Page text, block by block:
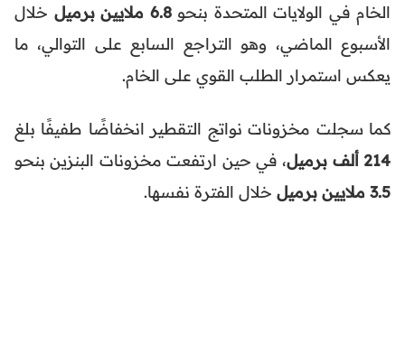
الخام في الولايات المتحدة بنحو6.8 ملايين برميل
خلال
الأسبوع الماضي، وهو التراجع السابع على التوالي، ما
يعكس استمرار الطلب القوي على الخام.
كما سجلت مخزونات نواتج التقطير انخفاضًا طفيفًا بلغ
214 ألف برميل
، في حين ارتفعت مخزونات البنزين بنحو
3.5 ملايين برميل
خلال الفترة نفسها.